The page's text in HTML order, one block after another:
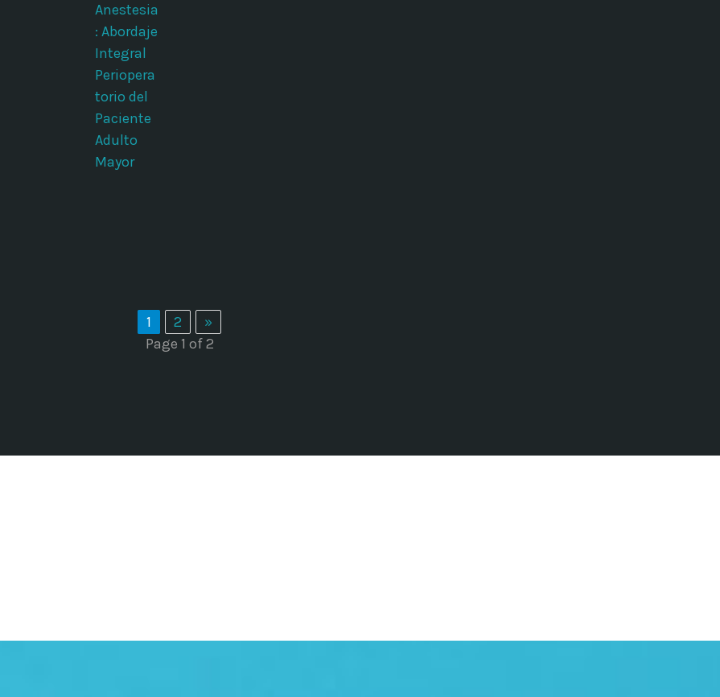
Anestesia
: Abordaje
Integral
Periopera
torio del
Paciente
Adulto
Mayor
1 2
»
Page 1 of 2